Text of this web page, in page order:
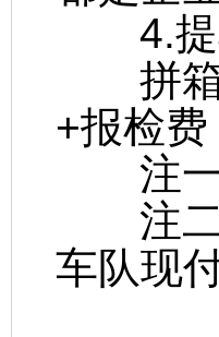
4.提
拼箱
+报检费
注一
注二
车队现